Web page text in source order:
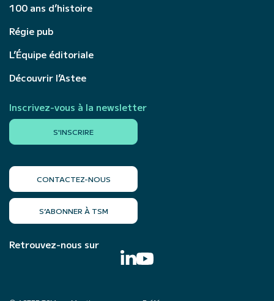
100 ans d’histoire
Régie pub
L’Équipe éditoriale
Découvrir l’Astee
Inscrivez-vous à la newsletter
S'INSCRIRE
CONTACTEZ-NOUS
S’ABONNER À TSM
Retrouvez-nous sur